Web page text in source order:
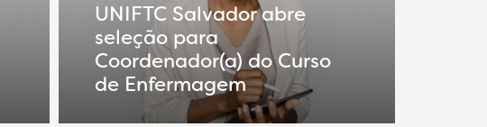
UNIFTC Salvador abre
seleção para
Coordenador(a) do Curso
de Enfermagem